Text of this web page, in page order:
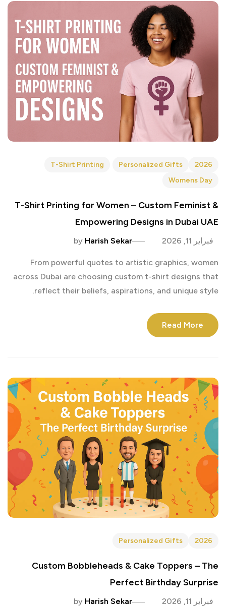
2026
Personalized Gifts
T-Shirt Printing
Womens Day
T-Shirt Printing for Women – Custom Feminist &
Empowering Designs in Dubai UAE
فبراير 11, 2026 by Harish Sekar
From powerful quotes to artistic graphics, women
across Dubai are choosing custom t-shirt designs that
reflect their beliefs, aspirations, and unique style.
Read More
2026
Personalized Gifts
Custom Bobbleheads & Cake Toppers – The
Perfect Birthday Surprise
فبراير 11, 2026 by Harish Sekar